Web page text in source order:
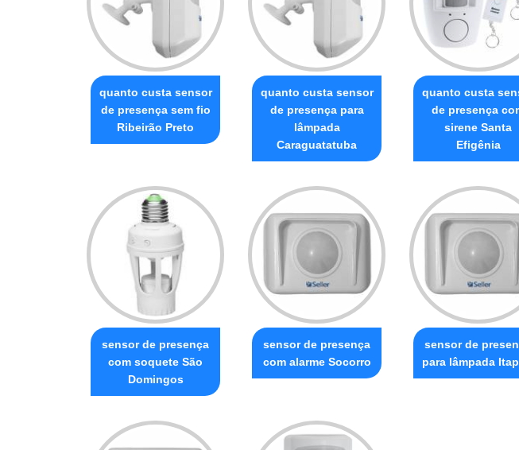
quanto custa sensor
de presença sem fio
Ribeirão Preto
quanto custa sensor
de presença para
lâmpada
Caraguatatuba
quanto custa
de presença
sirene Santa
Efigênia
sensor de presença
com soquete São
Domingos
sensor de presença
com alarme Socorro
sensor de
para lâmpada